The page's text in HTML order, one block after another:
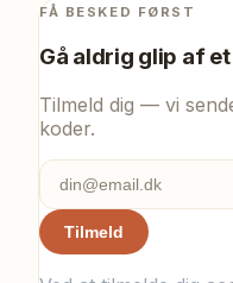
FÅ BESKED FØRST
Gå aldrig glip af
Tilmeld dig — vi
koder.
Tilmeld